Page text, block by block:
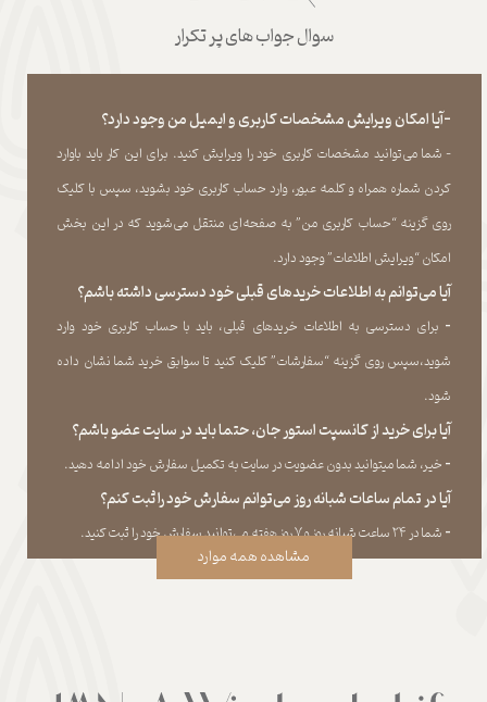
سوال جواب های پر تکرار
-آیا امکان ویرایش مشخصات کاربری و ایمیل من وجود دارد؟
- شما می‏‌توانید مشخصات کاربری خود را ویرایش کنید. برای این کار باید باوارد
کردن شماره همراه و کلمه عبور، وارد حساب کاربری خود بشوید، سپس با کلیک
روی گزینه “حساب کاربری من” به صفحه‏‌ای منتقل می‏‌شوید که در این بخش
امکان “ویرایش اطلاعات” وجود دارد.​​​​​​​
آیا می‌‏توانم به اطلاعات خریدهای قبلی خود دسترسی داشته باشم؟
​​​​​​​- برای دسترسی به اطلاعات خریدهای قبلی، باید با حساب کاربری خود وارد
شوید،سپس روی گزینه “سفارشات” کلیک کنید تا سوابق خرید شما نشان داده
‏شود.​​​​​​​
آیا برای خرید از کانسپت استور جان، حتما باید در سایت عضو باشم؟
​​​​​​​- خیر، شما میتوانید بدون عضویت در سایت به تکمیل سفارش خود ادامه دهید.​​​​​​​
آیا در تمام ساعات شبانه روز می‌توانم سفارش خود را ثبت کنم؟
​​​​​​​​​​​​​​- شما در ۲۴ ساعت شبانه روز و ۷ روز هفته می‌‏توانید سفارش خود را ثبت کنید.
مشاهده همه موارد